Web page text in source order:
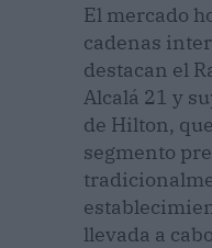
El mercado
cadenas
destacan el
Alcalá 21 y
de Hilton,
segmento
llevada a